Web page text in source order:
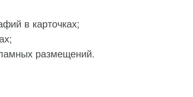
в карточках;
размещений.